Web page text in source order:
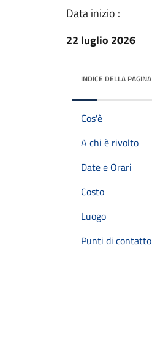
Data inizio :
22 luglio 2026
INDICE DELLA PAGINA
Cos'è
A chi è rivolto
Date e Orari
Costo
Luogo
Punti di contatto